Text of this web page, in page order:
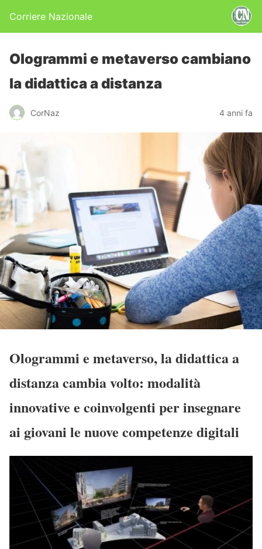
Corriere Nazionale
Ologrammi e metaverso cambiano
la didattica a distanza
CorNaz 4 anni fa
Ologrammi e metaverso, la didattica a
distanza cambia volto: modalità
innovative e coinvolgenti per insegnare
ai giovani le nuove competenze digitali